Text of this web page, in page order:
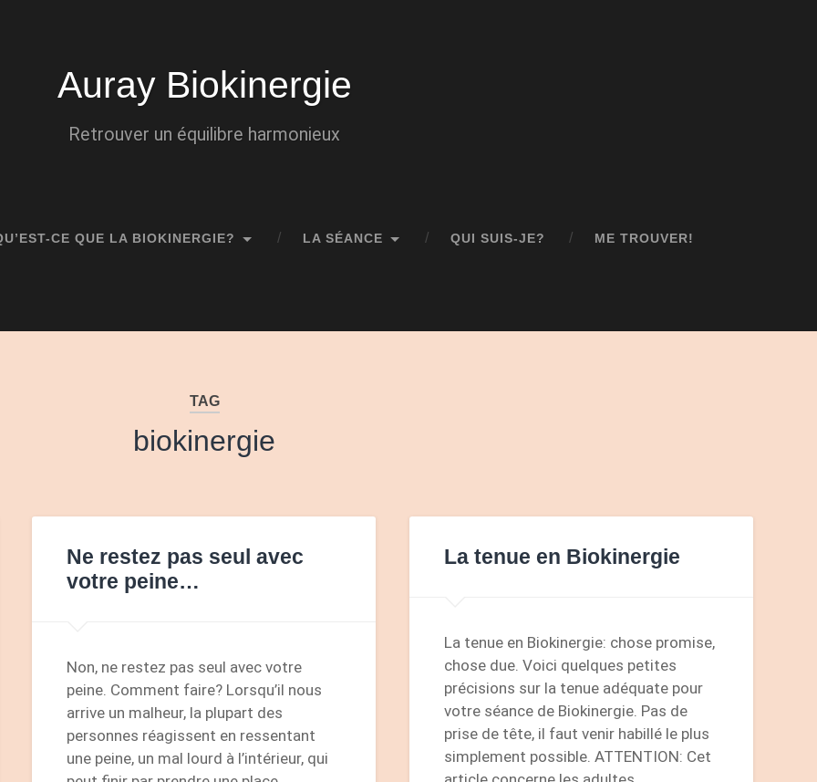
Auray Biokinergie
Retrouver un équilibre harmonieux
CE QUE LA BIOKINERGIE? LA SÉANCE QUI SUIS-JE? ME TROUVER!
TAG
biokinergie
Ne restez pas seul avec
votre peine…
Non, ne restez pas seul avec votre
peine. Comment faire? Lorsqu’il nous
arrive un malheur, la plupart des
personnes réagissent en ressentant
une peine, un mal lourd à l’intérieur, qui
La tenue en Biokinergie
La tenue en Biokinergie: chose promise,
chose due. Voici quelques petites
précisions sur la tenue adéquate pour
votre séance de Biokinergie. Pas de
prise de tête, il faut venir habillé le plus
simplement possible. ATTENTION: Cet